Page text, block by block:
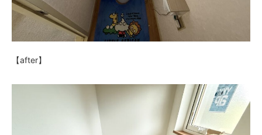
【after】